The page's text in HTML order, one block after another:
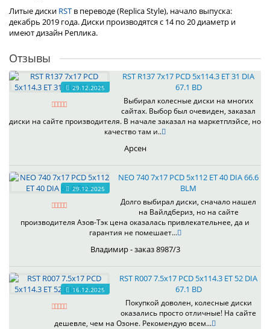
Литые диски RST в переводе (Replica Style), начало выпуска:
декабрь 2019 года. Диски производятся с 14 по 20 диаметр и
имеют дизайн Реплика.
Отзывы
29.12.2025
RST R137 7x17 PCD 5x114.3 ET 31 DIA
67.1 BD
Выбирал колесные диски на многих
сайтах. Выбор был очевиден, заказал
диски на сайте производителя. В начале заказал на маркетплэйсе, но
качество там и..
Арсен
29.12.2025
NEO 740 7x17 PCD 5x112 ET 40 DIA 66.6
BLM
Долго выбирал диски, сначало нашел
на Вайлдбериз, но на сайте
производителя Азов-Тэк цена оказалась привлекательнее, да и
гарантия не помешает...
Владимир - заказ 8987/3
16.12.2025
RST R007 7.5x17 PCD 5x114.3 ET 52 DIA
67.1 BD
Покупкой доволен, колесные диски
оказались просто отличные! На сайте
дешевле, чем на Озоне. Рекомендую всем...